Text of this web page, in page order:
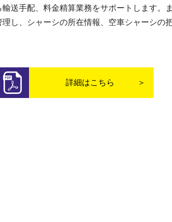
輸送手配、料金精算業務をサポートします。
理し、シャーシの所在情報、空車シャーシの
詳細はこちら